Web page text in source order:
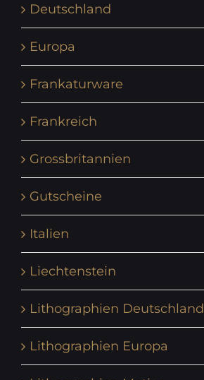
Deutschland
Europa
Frankaturware
Frankreich
Grossbritannien
Gutscheine
Italien
Liechtenstein
Lithographien Deutschland
Lithographien Europa